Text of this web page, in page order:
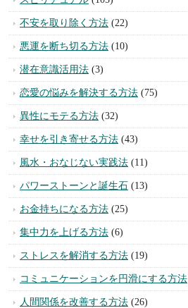
不安を取り除く方法 (22)
悪運を断ち切る方法 (10)
潜在意識活用法 (3)
恋愛の悩みを解決する方法 (75)
異性にモテる方法 (32)
幸せを引き寄せる方法 (43)
風水・おなじない実践法 (11)
パワーストーンと誕生石 (13)
お金持ちになる方法 (25)
集中力を上げる方法 (6)
ストレスを解消する方法 (19)
コミュニケーションを円滑にする方法
人間関係を改善する方法 (26)